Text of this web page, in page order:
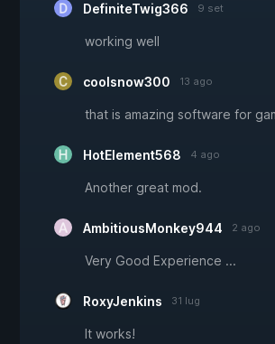
DefiniteTwig366 9 set
working well
coolsnow300 13 ago
that is amazing software for
HotElement568 4 ago
Another great mod.
AmbitiousMonkey944 2 ago
Very Good Experience ...
RoxyJenkins 31 lug
It works!